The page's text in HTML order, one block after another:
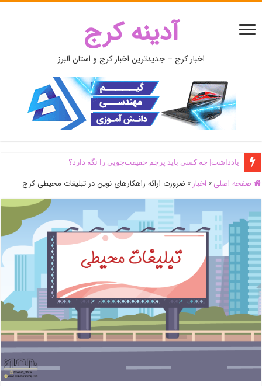
آدینه کرج
اخبار کرج – جدیدترین اخبار کرج و استان البرز
یادداشت| ‌چه کسی باید پرچم حقیقت‌جویی را نگه دارد؟
صفحه اصلی » اخبار » ضرورت ارائه راهکار‌های نوین در تبلیغات محیطی کرج